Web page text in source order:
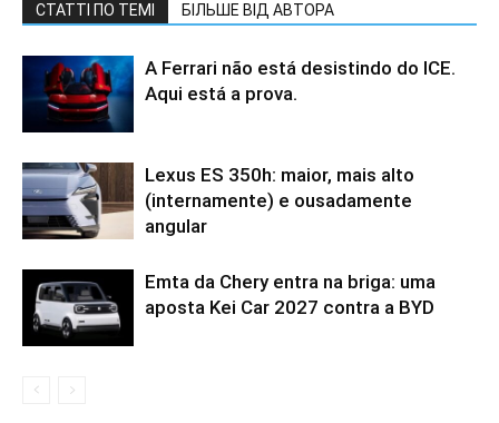
СТАТТІ ПО ТЕМІ БІЛЬШЕ ВІД АВТОРА
A Ferrari não está desistindo do ICE.
Aqui está a prova.
Lexus ES 350h: maior, mais alto
(internamente) e ousadamente
angular
Emta da Chery entra na briga: uma
aposta Kei Car 2027 contra a BYD